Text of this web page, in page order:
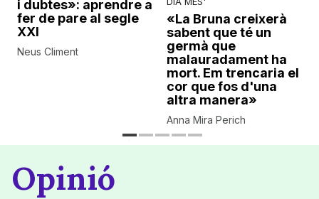
i dubtes»: aprendre a
fer de pare al segle
XXI
Neus Climent
«La Bruna creixerà
sabent que té un
germà que
malauradament ha
mort. Em trencaria el
cor que fos d'una
altra manera»
Anna Mira Perich
Opinió